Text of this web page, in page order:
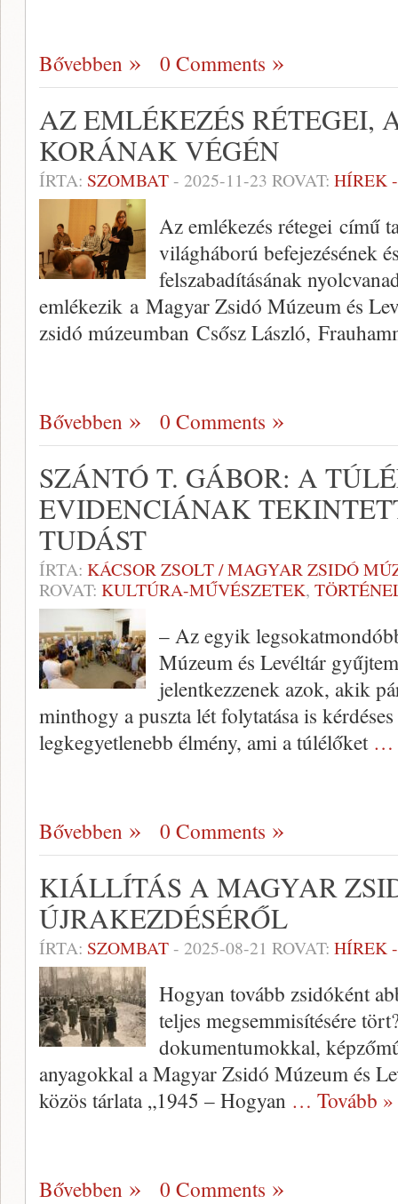
Bővebben 0 Comments
AZ EMLÉKEZÉS RÉTEGEI,
KORÁNAK VÉGÉN
ÍRTA: SZOMBAT- 2025-11-23 ROVAT: HÍREK
Az emlékezés rétegei című
világháború befejezésének
felszabadításának
emlékezik a Magyar Zsidó Múzeum és
zsidó múzeumban Csősz László,
Bővebben 0 Comments
SZÁNTÓ T. GÁBOR: A
EVIDENCIÁNAK
TUDÁST
ÍRTA: KÁCSOR ZSOLT / MAGYAR ZSIDÓ
ROVAT: KULTÚRA-MŰVÉSZETEK,
– Az egyik
Múzeum és Levéltár
jelentkezzenek azok, akik
minthogy a puszta lét folytatása is
legkegyetlenebb élmény, ami a túlélőket …
Bővebben 0 Comments
KIÁLLÍTÁS A MAGYAR
ÚJRAKEZDÉSÉRŐL
ÍRTA: SZOMBAT- 2025-08-21 ROVAT: HÍREK
Hogyan tovább zsidóként
teljes megsemmisítésére
dokumentumokkal,
anyagokkal a Magyar Zsidó Múzeum és
közös tárlata „1945 – Hogyan … Tovább »
Bővebben 0 Comments